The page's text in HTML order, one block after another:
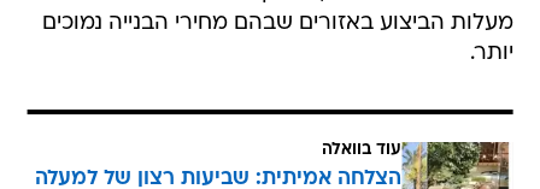
מעלות הביצוע באזורים שבהם מחירי הבנייה נמוכים
יותר.
עוד בוואלה
הצלחה אמיתית: שביעות רצון של למעלה